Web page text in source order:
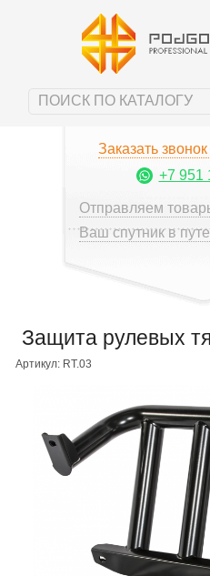
Заказать
+7 951
Отправляем
Ваш спутник в
Защита рулевых
Артикул: RT.03